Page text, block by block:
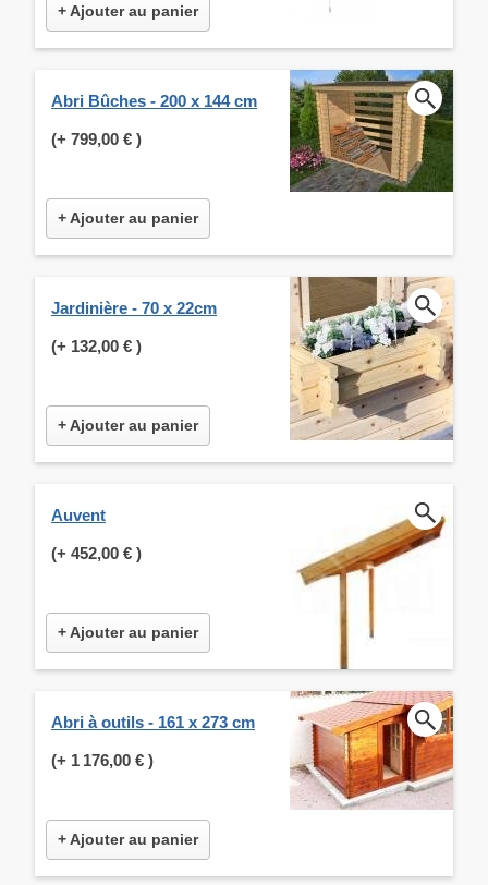
+ Ajouter au panier
Abri Bûches - 200 x 144 cm
(+ 799,00 € )
+ Ajouter au panier
Jardinière - 70 x 22cm
(+ 132,00 € )
+ Ajouter au panier
Auvent
(+ 452,00 € )
+ Ajouter au panier
Abri à outils - 161 x 273 cm
(+ 1 176,00 € )
+ Ajouter au panier